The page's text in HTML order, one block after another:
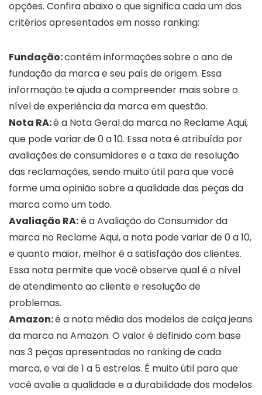
opções. Confira abaixo o que significa cada um dos
critérios apresentados em nosso ranking:
Fundação:contém informações sobre o ano de
fundação da marca e seu país de origem. Essa
informação te ajuda a compreender mais sobre o
nível de experiência da marca em questão.
Nota RA:é a Nota Geral da marca no Reclame Aqui,
que pode variar de 0 a 10. Essa nota é atribuída por
avaliações de consumidores e a taxa de resolução
das reclamações, sendo muito útil para que você
forme uma opinião sobre a qualidade das peças da
marca como um todo.
Avaliação RA:é a Avaliação do Consumidor da
marca no Reclame Aqui, a nota pode variar de 0 a 10,
e quanto maior, melhor é a satisfação dos clientes.
Essa nota permite que você observe qual é o nível
de atendimento ao cliente e resolução de
problemas.
Amazon:é a nota média dos modelos de calça jeans
da marca na Amazon. O valor é definido com base
nas 3 peças apresentadas no ranking de cada
marca, e vai de 1 a 5 estrelas. É muito útil para que
você avalie a qualidade e a durabilidade dos modelos